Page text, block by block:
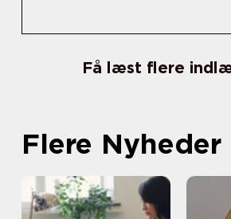
Få læst flere
Flere Nyheder